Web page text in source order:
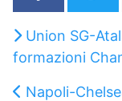
Union SG-
formazioni
Napoli-